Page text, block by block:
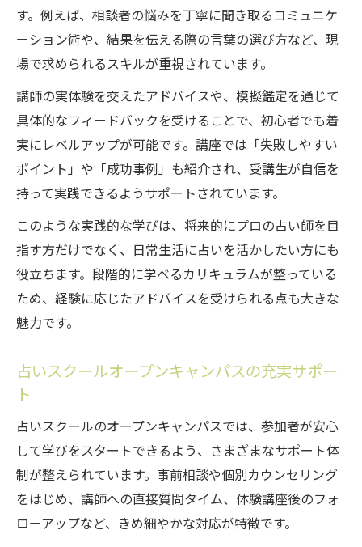
す。例えば、相談者の悩みを丁寧に聞き取るコミュニケ
ーション術や、結果を伝える際の言葉の選び方など、現
場で求められるスキルが重視されています。
講師の実体験を交えたアドバイスや、模擬鑑定を通じて
具体的なフィードバックを受けることで、初心者でも着
実にレベルアップが可能です。講座では「失敗しやすい
ポイント」や「成功事例」も紹介され、受講生が自信を
持って実践できるようサポートされています。
このような実践的な学びは、将来的にプロの占い師を目
指す方だけでなく、日常生活に占いを活かしたい方にも
役立ちます。段階的に学べるカリキュラムが整っている
ため、経験に応じたアドバイスを受けられる点も大きな
魅力です。
占いスクールオープンキャンパスの充実サポー
ト
占いスクールのオープンキャンパスでは、参加者が安心
して学びをスタートできるよう、さまざまなサポート体
制が整えられています。事前相談や個別カウンセリング
をはじめ、講師への直接質問タイム、体験講座後のフォ
ローアップなど、きめ細やかな対応が特徴です。